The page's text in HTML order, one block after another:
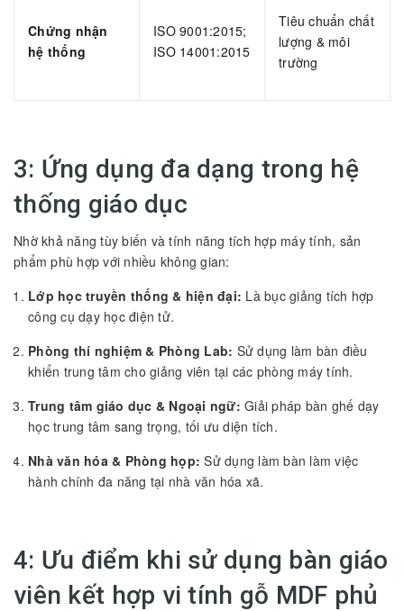
Chứng nhận
hệ thống
ISO 9001:2015;
ISO 14001:2015
Tiêu chuẩn chất
lượng & môi
trường
3: Ứng dụng đa dạng trong hệ
thống giáo dục
Nhờ khả năng tùy biến và tính năng tích hợp máy tính, sản
phẩm phù hợp với nhiều không gian:
Lớp học truyền thống & hiện đại: Là bục giảng tích hợp
công cụ dạy học điện tử.
Phòng thí nghiệm & Phòng Lab: Sử dụng làm bàn điều
khiển trung tâm cho giảng viên tại các phòng máy tính.
Trung tâm giáo dục & Ngoại ngữ: Giải pháp bàn ghế dạy
học trung tâm sang trọng, tối ưu diện tích.
Nhà văn hóa & Phòng họp: Sử dụng làm bàn làm việc
hành chính đa năng tại nhà văn hóa xã.
4: Ưu điểm khi sử dụng bàn giáo
viên kết hợp vi tính gỗ MDF phủ